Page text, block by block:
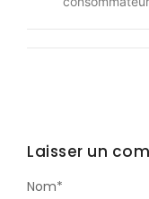
Laisser un
Nom*